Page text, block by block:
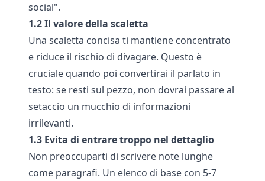
social".
1.2 Il valore della scaletta
Una scaletta concisa ti mantiene concentrato
e riduce il rischio di divagare. Questo è
cruciale quando poi convertirai il parlato in
testo: se resti sul pezzo, non dovrai passare al
setaccio un mucchio di informazioni
irrilevanti.
1.3 Evita di entrare troppo nel dettaglio
Non preoccuparti di scrivere note lunghe
come paragrafi. Un elenco di base con 5-7